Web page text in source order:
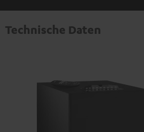
Technische Daten